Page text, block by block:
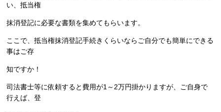
い、抵当権
抹消登記に必要な書類を集めてもらいます。
ここで、抵当権抹消登記手続きくらいならご自分でも簡単にできる
事はご存
知ですか！
司法書士等に依頼すると費用が1～2万円掛かりますが、ご自身で
行えば、登